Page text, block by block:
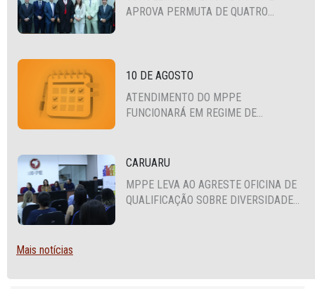
APROVA PERMUTA DE QUATRO
10 DE AGOSTO
ATENDIMENTO DO MPPE
FUNCIONARÁ EM REGIME DE
CARUARU
MPPE LEVA AO AGRESTE OFICINA DE
QUALIFICAÇÃO SOBRE DIVERSIDADE
Mais notícias